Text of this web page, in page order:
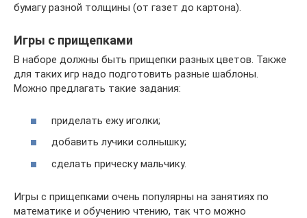
бумагу разной толщины (от газет до картона).
Игры с прищепками
В наборе должны быть прищепки разных цветов. Также
для таких игр надо подготовить разные шаблоны.
Можно предлагать такие задания:
приделать ежу иголки;
добавить лучики солнышку;
сделать прическу мальчику.
Игры с прищепками очень популярны на занятиях по
математике и обучению чтению, так что можно